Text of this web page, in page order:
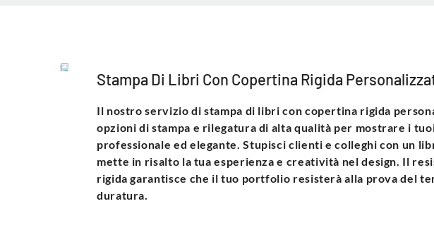
Stampa Di Libri Con Copertina Rigida
Il nostro servizio di stampa di libri con copertina rigida
opzioni di stampa e rilegatura di alta qualità per mostrare i
professionale ed elegante. Stupisci clienti e colleghi con un
mette in risalto la tua esperienza e creatività nel design. Il
rigida garantisce che il tuo portfolio resisterà alla prova del
duratura.